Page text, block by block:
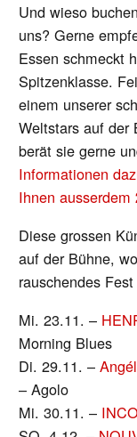
Und wieso
uns? Gerne
Essen schmeckt
Spitzenklasse.
einem unserer
Weltstars auf der
berät sie gerne
Informationen
Ihnen ausserdem
Diese grossen
auf der Bühne,
rauschendes
Mi. 23.11. –
Morning Blues
Di. 29.11. –
– Agolo
Mi. 30.11. –